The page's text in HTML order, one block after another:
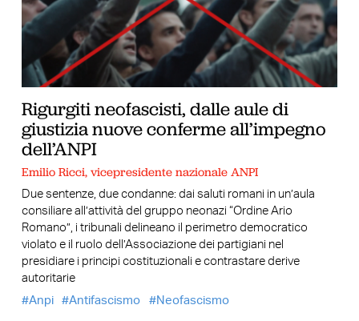
Rigurgiti neofascisti, dalle aule di
giustizia nuove conferme all’impegno
dell’ANPI
Emilio Ricci, vicepresidente nazionale ANPI
Due sentenze, due condanne: dai saluti romani in un’aula
consiliare all’attività del gruppo neonazi “Ordine Ario
Romano”, i tribunali delineano il perimetro democratico
violato e il ruolo dell’Associazione dei partigiani nel
presidiare i principi costituzionali e contrastare derive
autoritarie
Anpi
Antifascismo Neofascismo